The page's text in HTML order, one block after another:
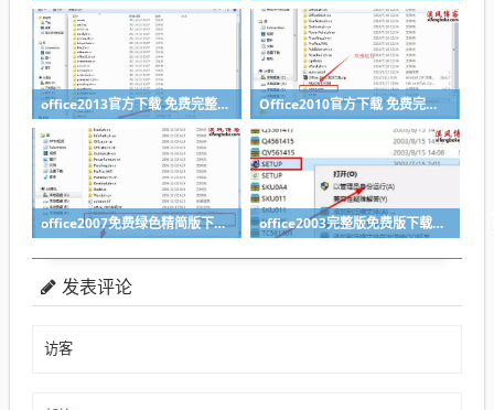
office2013官方下载 免费完整版附安装教程 Office2010官方下载 免费完整版附安装教程
office2007免费绿色精简版下载附安装教程 office2003完整版免费版下载与安装教程
发表评论